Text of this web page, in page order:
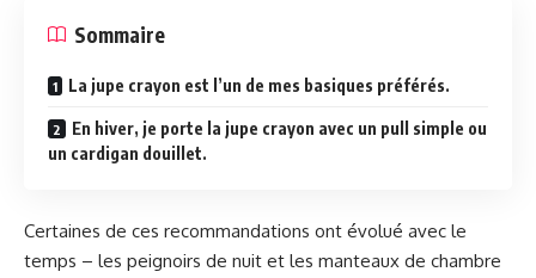
Sommaire
La jupe crayon est l’un de mes basiques préférés.
En hiver, je porte la jupe crayon avec un pull simple ou
un cardigan douillet.
Certaines de ces recommandations ont évolué avec le
temps – les peignoirs de nuit et les manteaux de chambre